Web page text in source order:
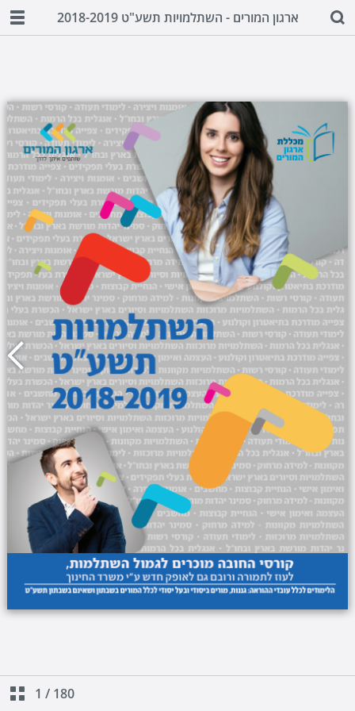
ארגון המורים - השתלמויות תשע"ט 2018-2019
1 / 180